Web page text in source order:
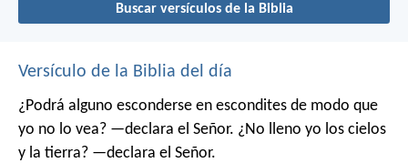
Buscar versículos de la Biblia
Versículo de la Biblia del día
¿Podrá alguno esconderse en escondites de modo que
yo no lo vea? —declara el Señor. ¿No lleno yo los cielos
y la tierra? —declara el Señor.